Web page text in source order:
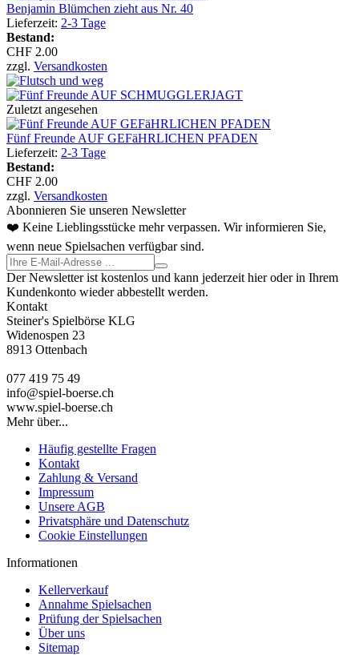
Benjamin Blümchen zieht aus Nr. 40
Lieferzeit: 2-3 Tage
Bestand:
CHF 2.00
zzgl. Versandkosten
Zuletzt angesehen
Fünf Freunde AUF GEFäHRLICHEN PFADEN
Lieferzeit: 2-3 Tage
Bestand:
CHF 2.00
zzgl. Versandkosten
Abonnieren Sie unseren Newsletter
❤️ Keine Lieblingsstücke mehr verpassen. Wir informieren Sie,
wenn neue Spielsachen verfügbar sind.
Der Newsletter ist kostenlos und kann jederzeit hier oder in Ihrem
Kundenkonto wieder abbestellt werden.
Kontakt
Steiner's Spielbörse KLG
Widenospen 23
8913 Ottenbach
077 419 75 49
info@spiel-boerse.ch
www.spiel-boerse.ch
Mehr über...
Häufig gestellte Fragen
Kontakt
Zahlung & Versand
Impressum
Unsere AGB
Privatsphäre und Datenschutz
Cookie Einstellungen
Informationen
Kellerverkauf
Annahme Spielsachen
Prüfung der Spielsachen
Über uns
Sitemap